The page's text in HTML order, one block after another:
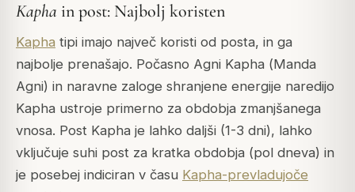
Kapha in post: Najbolj koristen
Kapha tipi imajo največ koristi od posta, in ga
najbolje prenašajo. Počasno Agni Kapha (Manda
Agni) in naravne zaloge shranjene energije naredijo
Kapha ustroje primerno za obdobja zmanjšanega
vnosa. Post Kapha je lahko daljši (1-3 dni), lahko
vključuje suhi post za kratka obdobja (pol dneva) in
je posebej indiciran v času Kapha-prevladujoče